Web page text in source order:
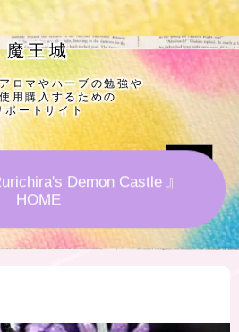
パイス基材 プチ辞典ク
ズ
ック
魔王城
ロマやハーブの勉強や
用購入するための
ポートサイト
Demon Castle 』
HOME